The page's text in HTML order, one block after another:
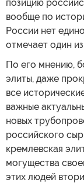
позицию
вообще по
России нет
отмечает один
По его мнению,
элиты, даже
все
важные
новых
российского
кремлевская
могущества
этих людей